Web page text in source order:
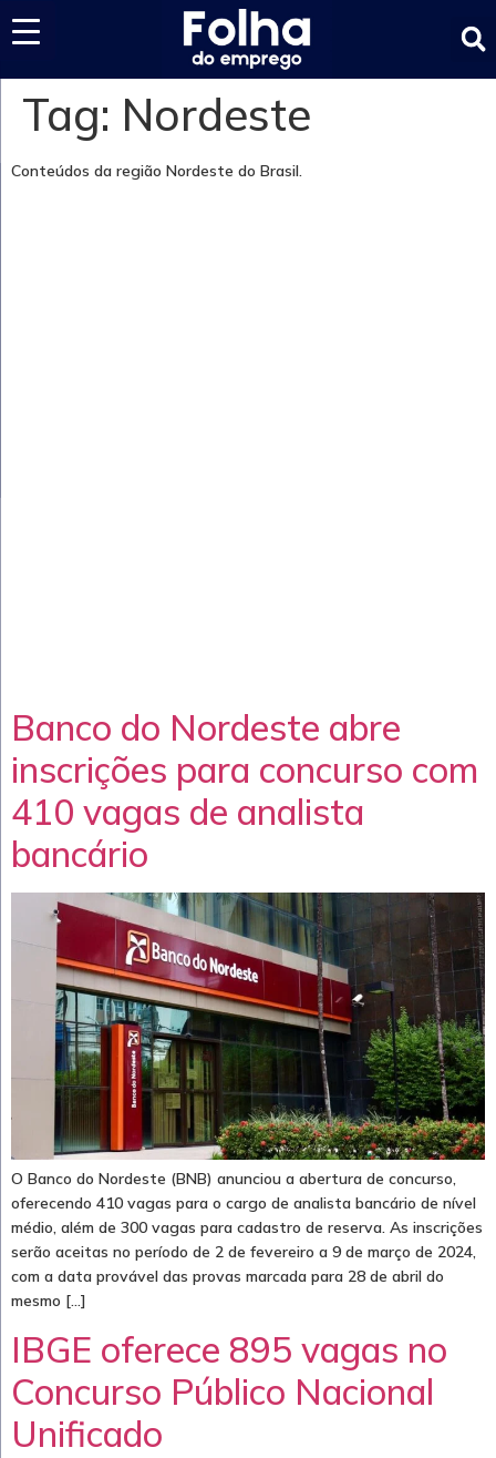
Tag: Nordeste
Conteúdos da região Nordeste do Brasil.
Banco do Nordeste abre
inscrições para concurso com
410 vagas de analista
bancário
O Banco do Nordeste (BNB) anunciou a abertura de concurso,
oferecendo 410 vagas para o cargo de analista bancário de nível
médio, além de 300 vagas para cadastro de reserva. As inscrições
serão aceitas no período de 2 de fevereiro a 9 de março de 2024,
com a data provável das provas marcada para 28 de abril do
mesmo […]
IBGE oferece 895 vagas no
Concurso Público Nacional
Unificado